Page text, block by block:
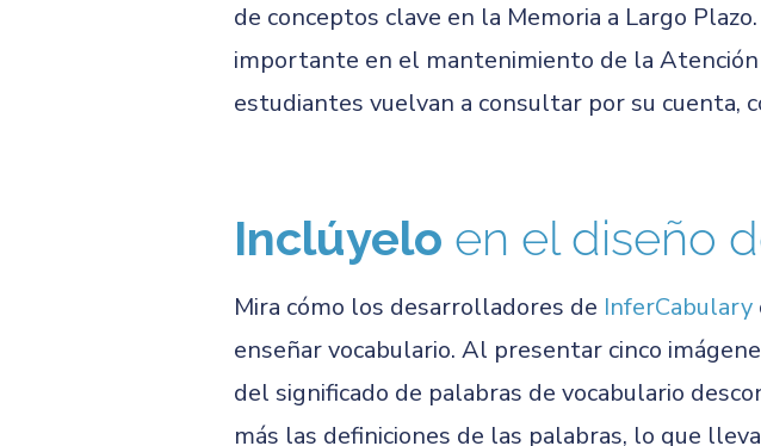
de conceptos clave en la Memoria a Largo
importante en el mantenimiento de la
estudiantes vuelvan a consultar por su cuenta,
Inclúyelo en el diseño
Mira cómo los desarrolladores de InferCabulary
enseñar vocabulario. Al presentar cinco
del significado de palabras de vocabulario
más las definiciones de las palabras, lo que